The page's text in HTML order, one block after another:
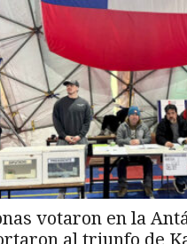
votaron en la
al triunfo de